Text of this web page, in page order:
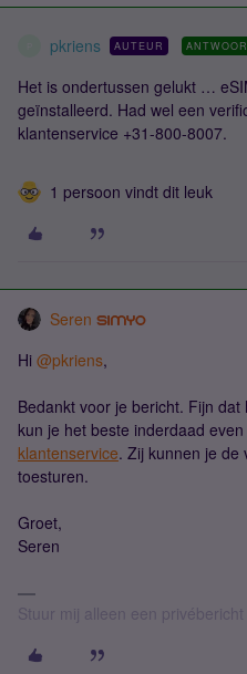
pkriens AUTEUR
Het is ondertussen gelukt …
geïnstalleerd. Had wel een
klantenservice +31-800-8007.
1 persoon vindt dit leuk
Seren
Hi ​ @pkriens,
Bedankt voor je bericht. Fijn
kun je het beste inderdaad
klantenservice. Zij kunnen je de
toesturen.
Groet,
Seren
Stuur mij alleen een